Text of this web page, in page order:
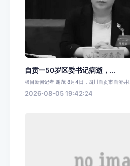
自贡一50岁区委书记病逝，...
极目新闻记者 谢茂 8月4日，四川自贡市自流井
2026-08-05 19:42:24